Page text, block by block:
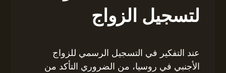
لتسجيل الزواج
عند التفكير في التسجيل الرسمي للزواج
الأجنبي في روسيا، من الضروري التأكد من